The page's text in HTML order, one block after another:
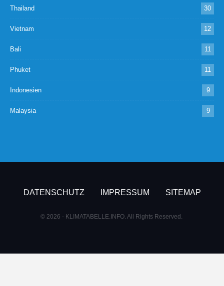
Thailand 30
Vietnam 12
Bali 11
Phuket 11
Indonesien 9
Malaysia 9
DATENSCHUTZ IMPRESSUM SITEMAP
© 2026 - KLIMATABELLE.INFO. All Rights Reserved.